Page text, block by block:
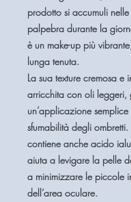
prodotto si accumuli
palpebra durante la
è un make-up più
lunga tenuta.
La sua texture cremosa e
arricchita con oli leggeri,
un’applicazione semplice
sfumabilità degli ombretti.
contiene anche acido
aiuta a levigare la pelle
a minimizzare le piccole
dell’area oculare.